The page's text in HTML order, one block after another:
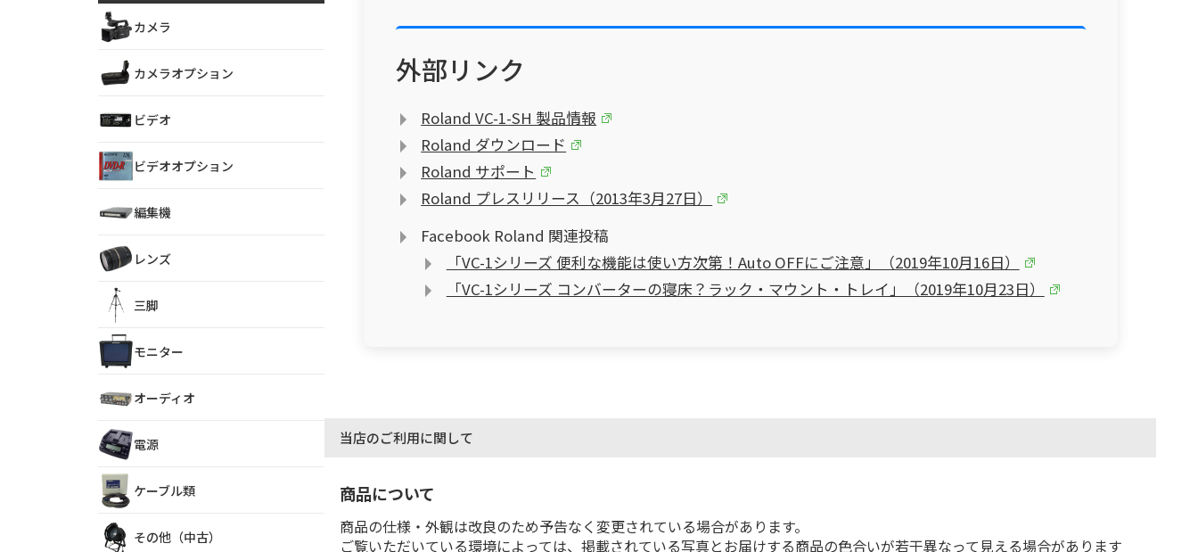
外部リンク
Roland VC-1-SH 製品情報
Roland ダウンロード
Roland サポート
Roland プレスリリース（2013年3月27日）
Facebook Roland 関連投稿
「VC-1シリーズ 便利な機能は使い方次第！Auto OFFにご注意」（2019年10月16日）
「VC-1シリーズ コンバーターの寝床？ラック・マウント・トレイ」（2019年10月23日）
当店のご利用に関して
商品について
商品の仕様・外観は改良のため予告なく変更されている場合があります。
ご覧いただいている環境によっては、掲載されている写真とお届けする商品の色合いが若干異なって見える場合があります
カメラ
カメラオプション
ビデオ
ビデオオプション
編集機
レンズ
三脚
モニター
オーディオ
電源
ケーブル類
その他（中古）